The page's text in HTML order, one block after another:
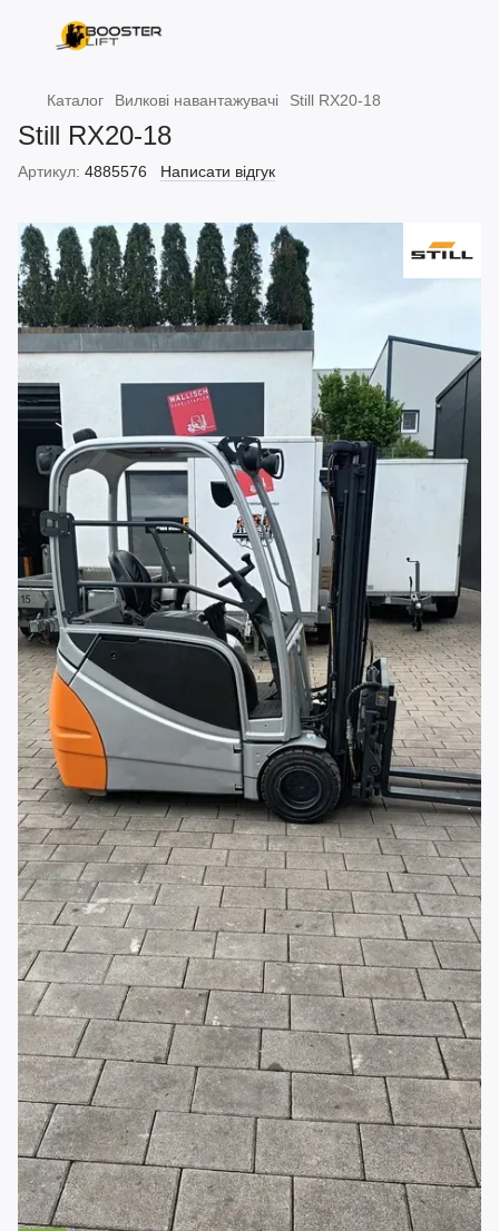
Каталог Вилкові навантажувачі Still RX20-18
Still RX20-18
Артикул: 4885576 Написати відгук